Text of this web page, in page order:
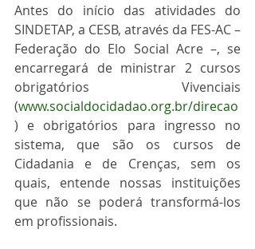
Antes do início das atividades do
SINDETAP, a CESB, através da FES-AC –
Federação do Elo Social Acre –, se
encarregará de ministrar 2 cursos
obrigatórios Vivenciais
(www.socialdocidadao.org.br/direcao
) e obrigatórios para ingresso no
sistema, que são os cursos de
Cidadania e de Crenças, sem os
quais, entende nossas instituições
que não se poderá transformá-los
em profissionais.